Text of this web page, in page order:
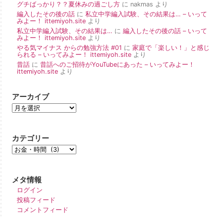
グチばっかり？？夏休みの過ごし方 に nakmas より
編入したその後の話 に 私立中学編入試験、その結果は… – いって
みよー！ ittemiyoh.site より
私立中学編入試験、その結果は… に 編入したその後の話 – いって
みよー！ ittemiyoh.site より
やる気マイナス からの勉強方法 #01 に 家庭で「楽しい！」と感じ
られる – いってみよー！ ittemiyoh.site より
昔話 に 昔話へのご招待がYouTubeにあった – いってみよー！
ittemiyoh.site より
アーカイブ
カテゴリー
メタ情報
ログイン
投稿フィード
コメントフィード